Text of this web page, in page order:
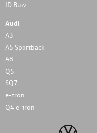
ID.Buzz
Audi
A3
A5 Sportback
A8
Q5
SQ7
e-tron
Q4 e-tron